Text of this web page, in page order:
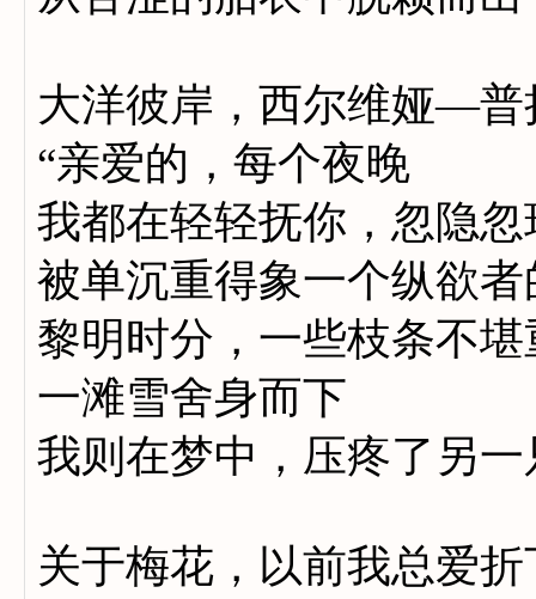
大洋彼岸，西尔维娅—普
“亲爱的，每个夜晚
我都在轻轻抚你，忽隐忽
被单沉重得象一个纵欲者
黎明时分，一些枝条不堪
一滩雪舍身而下
我则在梦中，压疼了另一
关于梅花，以前我总爱